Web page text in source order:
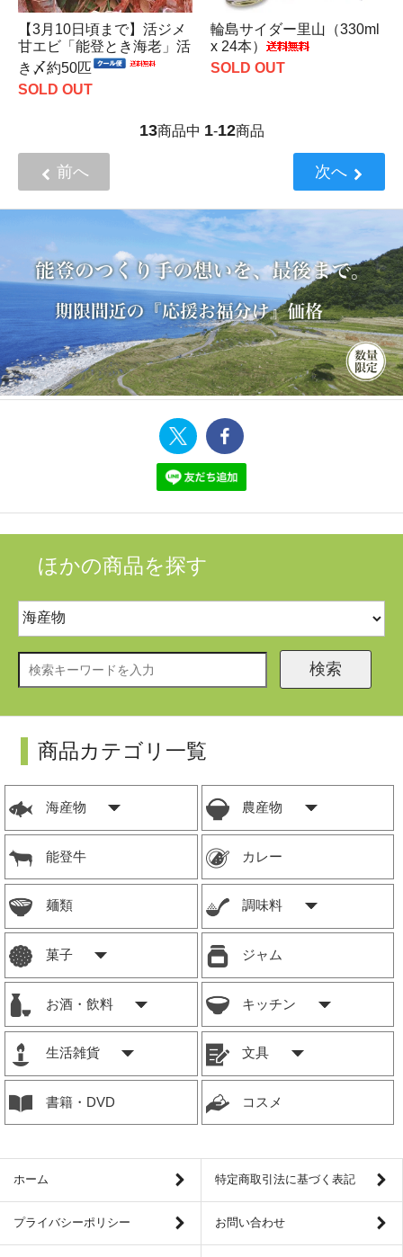
【3月10日頃まで】活ジメ
甘エビ「能登とき海老」活
き〆約50匹
SOLD OUT
輪島サイダー里山（330ml
x 24本）
SOLD OUT
13商品中 1-12商品
前へ 次へ
ほかの商品を探す
検索
商品カテゴリ一覧
海産物 農産物
能登牛 カレー
麺類 調味料
菓子 ジャム
お酒・飲料 キッチン
生活雑貨 文具
書籍・DVD コスメ
ホーム 特定商取引法に基づく表記
プライバシーポリシー お問い合わせ